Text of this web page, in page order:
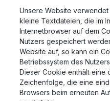
Unsere Website
kleine Textdateien, die im
Internetbrowser auf dem
Nutzers gespeichert
Website auf, so kann ein
Betriebssystem des
Dieser Cookie enthält eine
Zeichenfolge, die eine
Browsers beim erneuten